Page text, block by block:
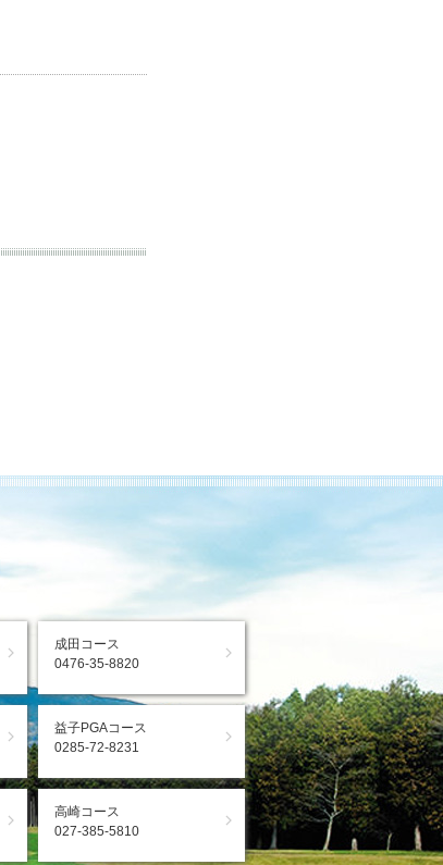
成田コース
0476-35-8820
益子PGAコース
0285-72-8231
高崎コース
027-385-5810